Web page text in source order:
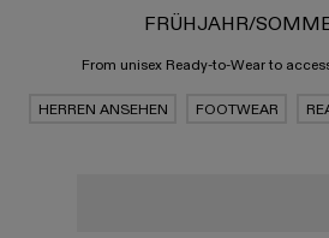
FRÜHJAHR/
From unisex Ready-to-Wear to
HERREN ANSEHEN FOOTWEAR